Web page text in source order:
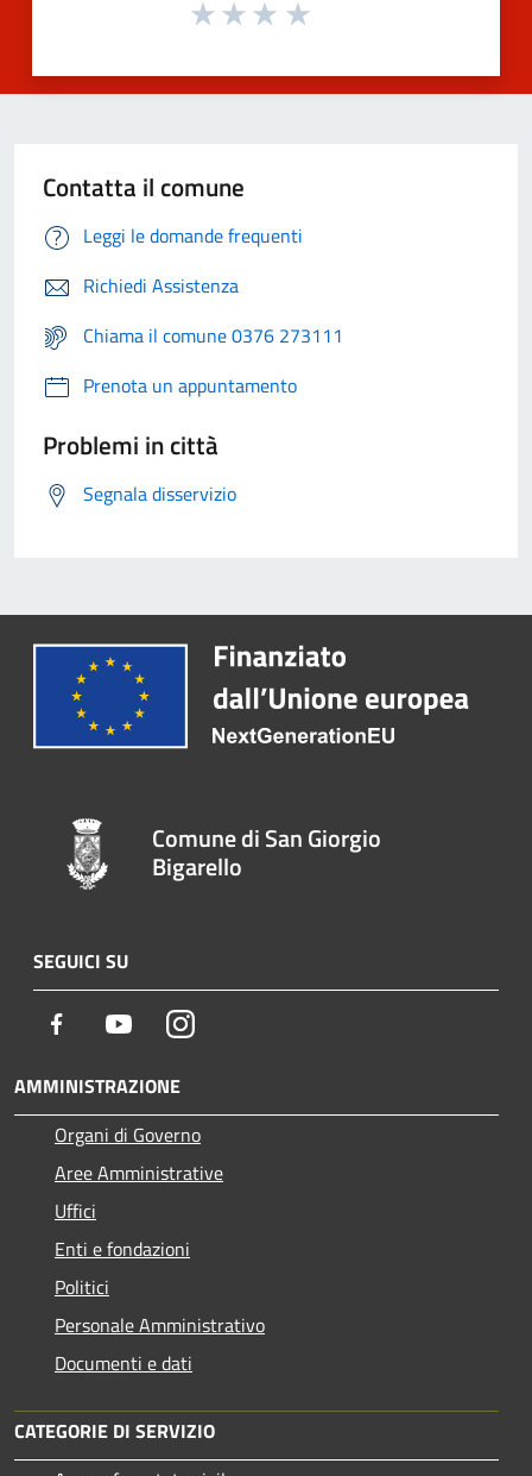
Contatta il comune
Leggi le domande frequenti
Richiedi Assistenza
Chiama il comune 0376 273111
Prenota un appuntamento
Problemi in città
Segnala disservizio
Comune di San Giorgio
Bigarello
SEGUICI SU
Facebook YoutubeInstagram
AMMINISTRAZIONE
Organi di Governo
Aree Amministrative
Uffici
Enti e fondazioni
Politici
Personale Amministrativo
Documenti e dati
CATEGORIE DI SERVIZIO